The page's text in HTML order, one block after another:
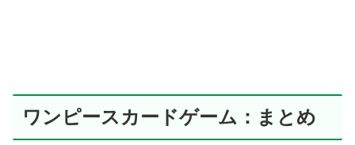
ワンピースカードゲーム：まとめ